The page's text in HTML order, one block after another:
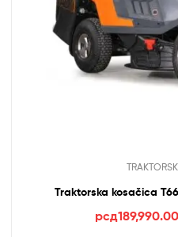
Traktorska kosačica
рсд189,990.00